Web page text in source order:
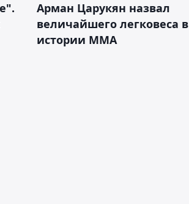
Арман Царукян назвал
величайшего легковеса в
истории ММА